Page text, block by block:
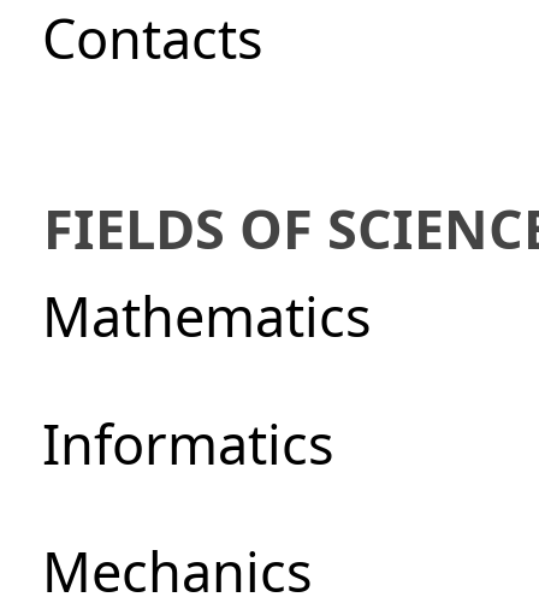
Сontacts
FIELDS OF
Mathematics
Informatics
Mechanics